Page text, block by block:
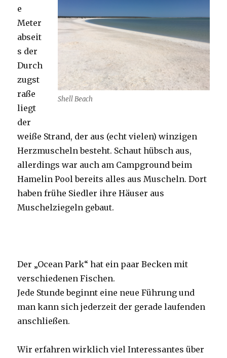
Shell Beach
e
Meter
abseit
s der
Durch
zugst
raße
liegt
der
weiße Strand, der aus (echt vielen) winzigen
Herzmuscheln besteht. Schaut hübsch aus,
allerdings war auch am Campground beim
Hamelin Pool bereits alles aus Muscheln. Dort
haben frühe Siedler ihre Häuser aus
Muschelziegeln gebaut.
Der „Ocean Park“ hat ein paar Becken mit
verschiedenen Fischen.
Jede Stunde beginnt eine neue Führung und
man kann sich jederzeit der gerade laufenden
anschließen.
Wir erfahren wirklich viel Interessantes über